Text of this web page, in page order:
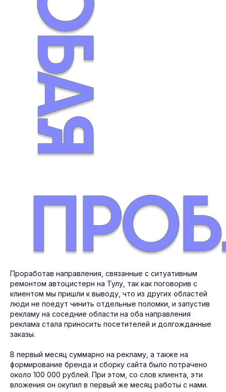
Проработав направления, связанные с ситуативным
ремонтом автоцистерн на Тулу, так как поговорив с
клиентом мы пришли к выводу, что из других областей
люди не поедут чинить отдельные поломки, и запустив
рекламу на соседние области на оба направления
реклама стала приносить посетителей и долгожданные
заказы.
В первый месяц суммарно на рекламу, а также на
формирование бренда и сборку сайта было потрачено
около 100 000 рублей. При этом, со слов клиента, эти
вложения он окупил в первый же месяц работы с нами.